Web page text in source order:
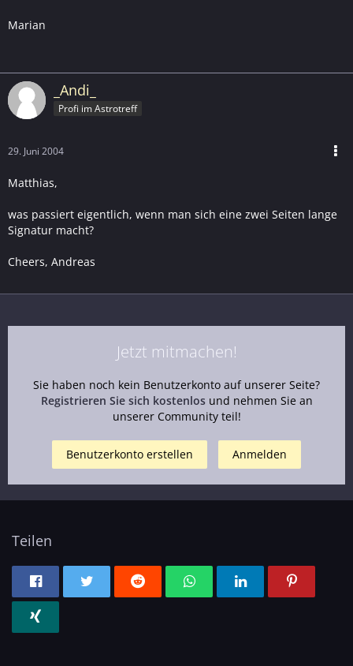
Marian
_Andi_
Profi im Astrotreff
29. Juni 2004
Matthias,
was passiert eigentlich, wenn man sich eine zwei Seiten lange
Signatur macht?
Cheers, Andreas
Jetzt mitmachen!
Sie haben noch kein Benutzerkonto auf unserer Seite?
Registrieren Sie sich kostenlosund nehmen Sie an
unserer Community teil!
Benutzerkonto erstellen Anmelden
Teilen